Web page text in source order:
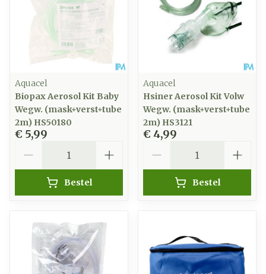
Aquacel
Biopax Aerosol Kit Baby
Wegw. (mask+verst+tube
2m) HS50180
€ 5,99
Bestel
Aquacel
Hsiner Aerosol Kit Volw
Wegw. (mask+verst+tube
2m) HS3121
€ 4,99
Bestel